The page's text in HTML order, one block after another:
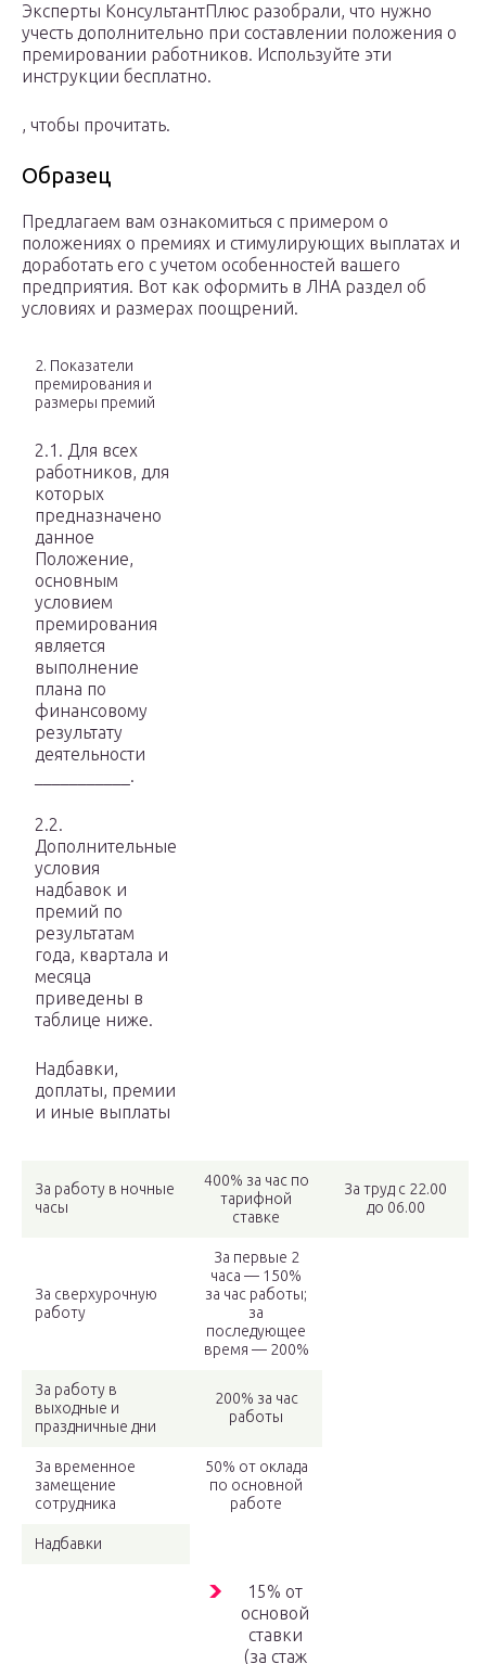
Эксперты КонсультантПлюс разобрали, что нужно
учесть дополнительно при составлении положения о
премировании работников. Используйте эти
инструкции бесплатно.
, чтобы прочитать.
Образец
Предлагаем вам ознакомиться с примером о
положениях о премиях и стимулирующих выплатах и
доработать его с учетом особенностей вашего
предприятия. Вот как оформить в ЛНА раздел об
условиях и размерах поощрений.
2. Показатели
премирования и
размеры премий
2.1. Для всех
работников, для
которых
предназначено
данное
Положение,
основным
условием
премирования
является
выполнение
плана по
финансовому
результату
деятельности
___________.
2.2.
Дополнительные
условия
надбавок и
премий по
результатам
года, квартала и
месяца
приведены в
таблице ниже.
Надбавки,
доплаты, премии
и иные выплаты
За работу в ночные
часы
400% за час по
тарифной
ставке
За труд с 22.00
до 06.00
За сверхурочную
работу
За первые 2
часа — 150%
за час работы;
за
последующее
время — 200%
За работу в
выходные и
праздничные дни
200% за час
работы
За временное
замещение
сотрудника
50% от оклада
по основной
работе
Надбавки
15% от
основой
ставки
(за стаж